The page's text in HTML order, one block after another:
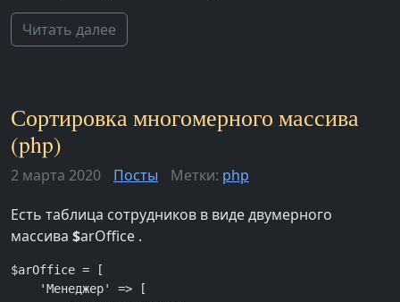
Читать далее
Сортировка многомерного массива
(php)
2 марта 2020 Посты Метки: php
Есть таблица сотрудников в виде двумерного
массива $arOffice .
$arOffice = [